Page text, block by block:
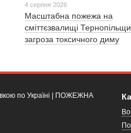
4 серпня 2026
Масштабна пожежа на
сміттєзвалищі
загроза токсичного диму